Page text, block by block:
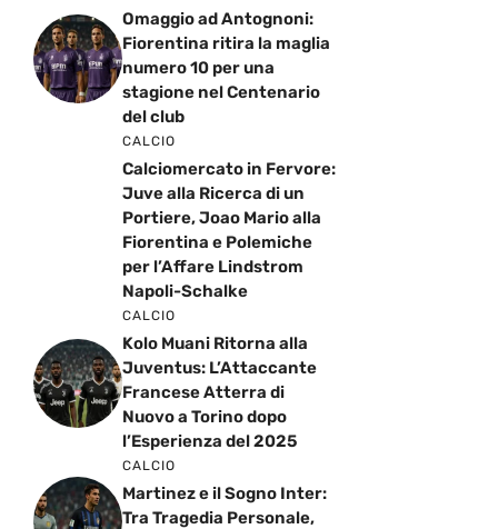
Omaggio ad Antognoni:
Fiorentina ritira la maglia
numero 10 per una
stagione nel Centenario
del club
CALCIO
Calciomercato in Fervore:
Juve alla Ricerca di un
Portiere, Joao Mario alla
Fiorentina e Polemiche
per l’Affare Lindstrom
Napoli-Schalke
CALCIO
Kolo Muani Ritorna alla
Juventus: L’Attaccante
Francese Atterra di
Nuovo a Torino dopo
l’Esperienza del 2025
CALCIO
Martinez e il Sogno Inter:
Tra Tragedia Personale,